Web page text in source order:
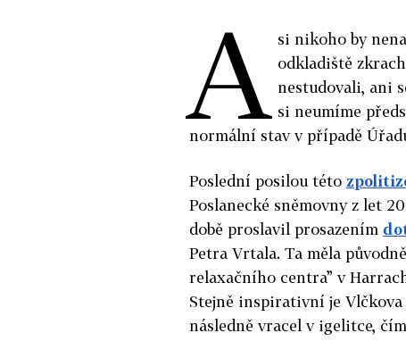
A si nikoho by
odkladiště
nestudovali, ani
si neumíme
normální stav v případě
Poslední posilou této
Poslanecké sněmovny z let
době proslavil prosazením
Petra Vrtala. Ta měla
relaxačního centra” v
Stejně inspirativní je
následně vracel v igelitce,